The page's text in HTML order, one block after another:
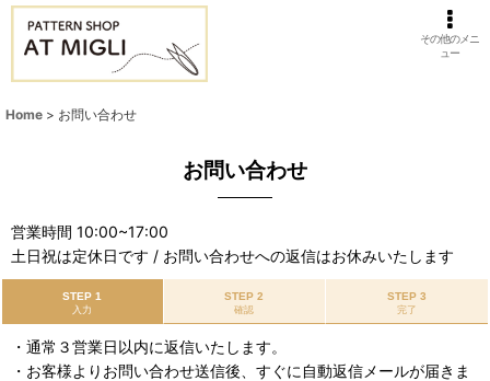
その他のメニ
ュー
Home > お問い合わせ
お問い合わせ
営業時間 10:00~17:00
土日祝は定休日です / お問い合わせへの返信はお休みいたします
STEP 1
入力
STEP 2
確認
STEP 3
完了
・通常３営業日以内に返信いたします。
・お客様よりお問い合わせ送信後、すぐに自動返信メールが届きま